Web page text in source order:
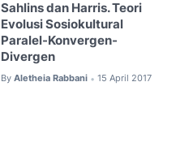
Sahlins dan Harris. Teori
Evolusi Sosiokultural
Paralel-Konvergen-
Divergen
By Aletheia Rabbani • 15 April 2017